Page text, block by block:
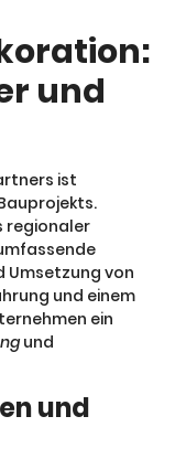
und
ist
regionaler
Umsetzung von
und einem
ein
und
und